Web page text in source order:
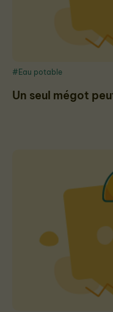
Un seul mégot
#Eau potable